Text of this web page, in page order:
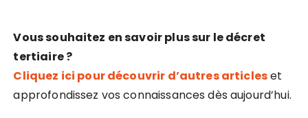
Vous souhaitez en savoir plus sur le décret
tertiaire ?
Cliquez ici pour découvrir d’autres articleset
approfondissez vos connaissances dès aujourd’hui.